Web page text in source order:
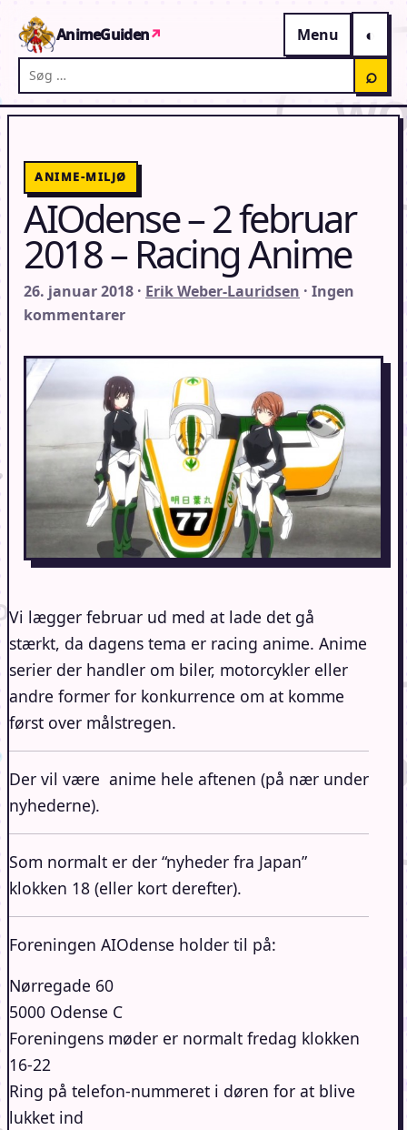
AnimeGuiden↗
Menu
Søg på AnimeGuiden
⌕
ANIME-MILJØ
AIOdense – 2 februar
2018 – Racing Anime
26. januar 2018 · Erik Weber-Lauridsen · Ingen
kommentarer
Vi lægger februar ud med at lade det gå
stærkt, da dagens tema er racing anime. Anime
serier der handler om biler, motorcykler eller
andre former for konkurrence om at komme
først over målstregen.
Der vil være anime hele aftenen (på nær under
nyhederne).
Som normalt er der “nyheder fra Japan”
klokken 18 (eller kort derefter).
Foreningen AIOdense holder til på:
Nørregade 60
5000 Odense C
Foreningens møder er normalt fredag klokken
16-22
Ring på telefon-nummeret i døren for at blive
lukket ind